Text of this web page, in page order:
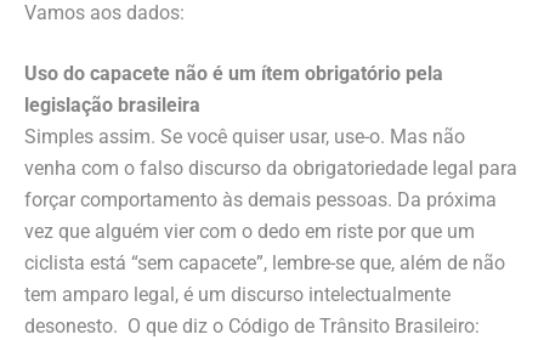
Vamos aos dados:
Uso do capacete não é um ítem obrigatório pela
legislação brasileira
Simples assim. Se você quiser usar, use-o. Mas não
venha com o falso discurso da obrigatoriedade legal para
forçar comportamento às demais pessoas. Da próxima
vez que alguém vier com o dedo em riste por que um
ciclista está “sem capacete”, lembre-se que, além de não
tem amparo legal, é um discurso intelectualmente
desonesto. O que diz o Código de Trânsito Brasileiro: